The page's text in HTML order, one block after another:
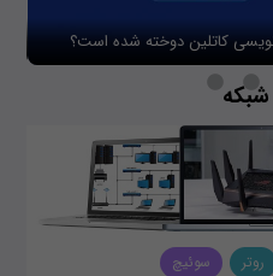
کاتلین دوخته شده است؟
روتر سوئیچ